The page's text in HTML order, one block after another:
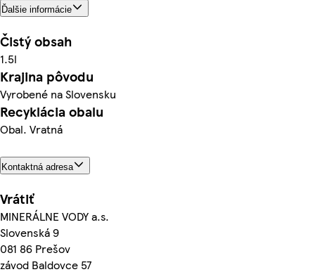
Ďalšie informácie
Čistý obsah
1.5l
Krajina pôvodu
Vyrobené na Slovensku
Recyklácia obalu
Obal. Vratná
Kontaktná adresa
Vrátiť
MINERÁLNE VODY a.s.
Slovenská 9
081 86 Prešov
závod Baldovce 57